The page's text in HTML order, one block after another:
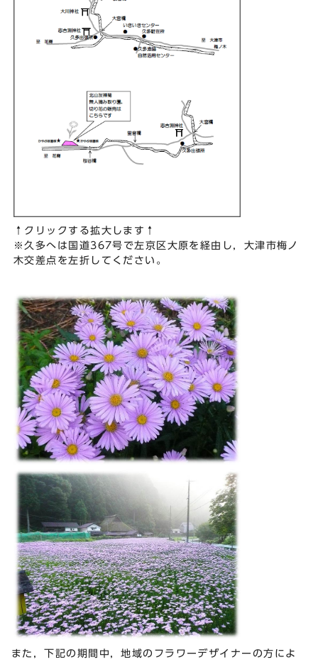
↑クリックする拡大します↑
※久多へは国道367号で左京区大原を経由し，大津市梅ノ
木交差点を左折してください。
また，下記の期間中，地域のフラワーデザイナーの方によ